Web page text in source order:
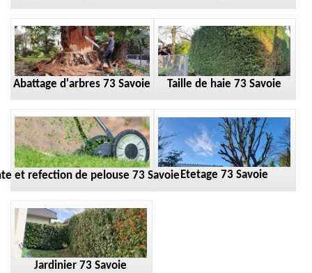
Abattage d'arbres 73 Savoie Taille de haie 73 Savoie
et refection de pelouse 73 Savoie Etetage 73 Savoie
Jardinier 73 Savoie